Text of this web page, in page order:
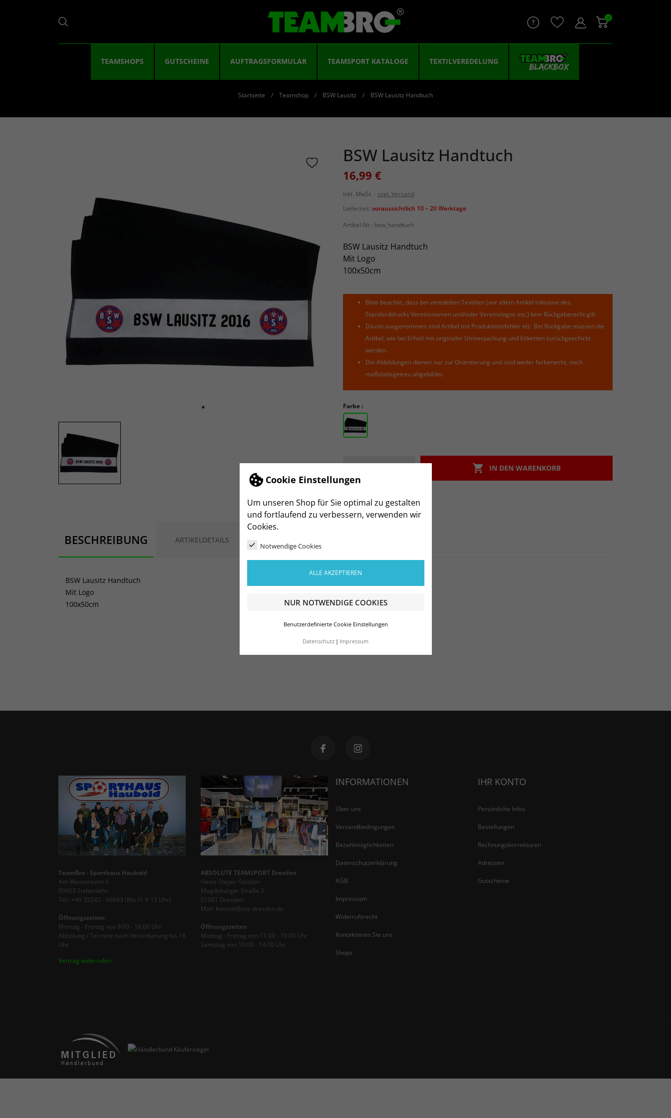
Cookie Einstellungen
Um unseren Shop für Sie optimal zu gestalten
und fortlaufend zu verbessern, verwenden wir
Cookies.
Notwendige Cookies
ALLE AKZEPTIEREN
NUR NOTWENDIGE COOKIES
Benutzerdefinierte Cookie Einstellungen
Datenschutz Impressum
0
TEAMSHOPS GUTSCHEINE AUFTRAGSFORMULAR TEAMSPORT KATALOGE TEXTILVEREDELUNG
Startseite Teamshop BSW Lausitz BSW Lausitz Handtuch
BSW Lausitz Handtuch
16,99 €
inkl. MwSt.
zzgl. Versand
Lieferzeit: voraussichtlich 10 – 20 Werktage
Artikel-Nr.: bsw_handtuch
BSW Lausitz Handtuch
Mit Logo
100x50cm
Bitte beachte, dass bei veredelten Textilien (vor allem Artikel inklusive des
Standarddrucks Vereinsnamen und/oder Vereinslogos etc.) kein Rückgaberecht gilt.
Davon ausgenommen sind Artikel mit Produktionsfehler etc. Bei Rückgabe müssen die
Artikel, wie bei Erhalt mit originaler Umverpackung und Etiketten zurückgeschickt
werden.
Die Abbildungen dienen nur zur Orientierung und sind weder farbenecht, noch
maßstabsgetreu abgebildet.
Farbe :
 IN DEN WARENKORB
BESCHREIBUNG ARTIKELDETAILS
BSW Lausitz Handtuch
Mit Logo
100x50cm
TeamBro - Sporthaus Haubold
Am Wasserturm 6
09603 Siebenlehn
Tel.: +49 35242 - 66683 (Mo-Fr 9-13 Uhr)
Öffnungszeiten
Montag - Freitag von 9:00 - 16:00 Uhr
Abholung / Termine nach Vereinbarung bis 18
Uhr
Vertrag widerrufen
ABSOLUTE TEAMSPORT Dresden
Heinz-Steyer-Stadion
Magdeburger Straße 2
01067 Dresden
Mail: kontakt@ats-dresden.de
Öffnungszeiten
Montag - Freitag von 11:00 - 19:00 Uhr
Samstag von 10:00 - 14:00 Uhr
INFORMATIONEN
Über uns
Versandbedingungen
Bezahlmöglichkeiten
Datenschutzerklärung
AGB
Impressum
Widerrufsrecht
Kontaktieren Sie uns
Shops
IHR KONTO
Persönliche Infos
Bestellungen
Rechnungskorrekturen
Adressen
Gutscheine